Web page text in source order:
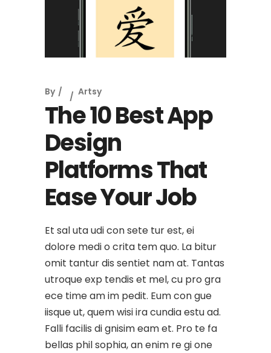
By Artsy
The 10 Best App
Design
Platforms That
Ease Your Job
Et sal uta udi con sete tur est, ei
dolore medi o crita tem quo. La bitur
omit tantur dis sentiet nam at. Tantas
utroque exp tendis et mel, cu pro gra
ece time am im pedit. Eum con gue
iisque ut, quem wisi ira cundia estu ad.
Falli facilis di gnisim eam et. Pro te fa
bellas phil sophia, an enim re gi one